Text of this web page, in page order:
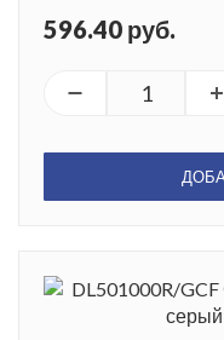
596.40 руб.